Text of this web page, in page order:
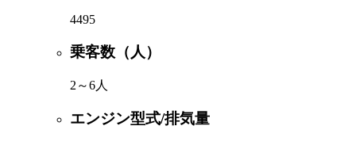
4495
乗客数（人）
2～6人
エンジン型式/排気量